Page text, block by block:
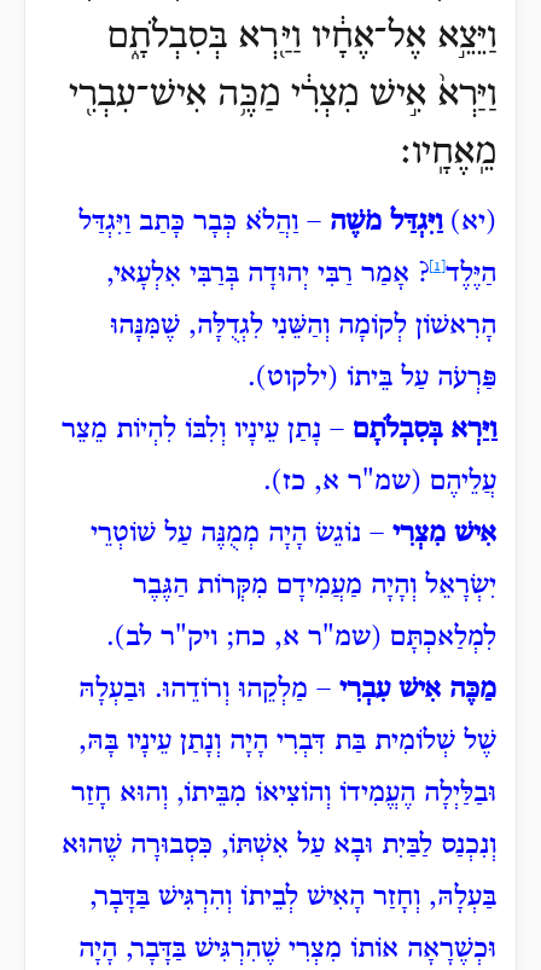
וַיֵּצֵ֣א אֶל־אֶחָ֔יו וַיַּ֖רְא בְּסִבְלֹתָ֑ם
וַיַּרְא֙ אִ֣ישׁ מִצְרִ֔י מַכֶּ֥ה אִישׁ־עִבְרִ֖י
מֵֽאֶחָֽיו׃
(יא)וַיִּגְדַּל מֹשֶׁה – וַהֲלֹא כְּבָר כָּתַב וַיִּגְדַּל
הַיֶּלֶד ? אָמַר רַבִּי יְהוּדָה בְּרַבִּי אִלְעָאי,
הָרִאשׁוֹן לְקוֹמָה וְהַשֵּׁנִי לִגְדֻלָּה, שֶׁמִּנָּהוּ
פַּרְעֹה עַל בֵּיתוֹ (ילקוט).
וַיַּרְא בְּסִבְלֹתָם – נָתַן עֵינָיו וְלִבּוֹ לִהְיוֹת מֵצֵר
עֲלֵיהֶם (שמ"ר א, כז).
אִישׁ מִצְרִי – נוֹגֵשׂ הָיָה מְמֻנֶּה עַל שׁוֹטְרֵי
יִשְׂרָאֵל וְהָיָה מַעֲמִידָם מִקְּרוֹת הַגֶּבֶר
לִמְלַאכְתָּם (שמ"ר א, כח; ויק"ר לב).
מַכֶּה אִישׁ עִבְרִי – מַלְקֵהוּ וְרוֹדֵהוּ. וּבַעְלָהּ
שֶׁל שְׁלוֹמִית בַּת דִּבְרִי הָיָה וְנָתַן עֵינָיו בָּהּ,
וּבַלַּיְלָה הֶעֱמִידוֹ וְהוֹצִיאוֹ מִבֵּיתוֹ, וְהוּא חָזַר
וְנִכְנַס לַבַּיִת וּבָא עַל אִשְׁתּוֹ, כִּסְבוּרָה שֶׁהוּא
בַּעְלָהּ, וְחָזַר הָאִישׁ לְבֵיתוֹ וְהִרְגִּישׁ בַּדָּבָר,
וּכְשֶׁרָאָה אוֹתוֹ מִצְרִי שֶׁהִרְגִּישׁ בַּדָּבָר, הָיָה